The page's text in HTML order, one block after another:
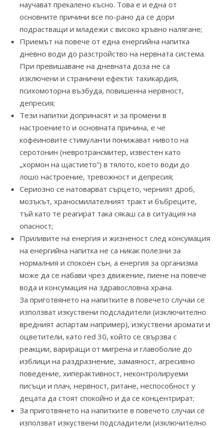
научават прекалено късно. Това е и една от
основните причини все по-рано да се дори
подрастващи и младежи с високо кръвно налягане;
Приемът на повече от една енергийна напитка
дневно води до разстройство на нервната система.
При превишаване на дневната доза не са
изключени и странични ефекти: тахикардия,
психомоторна възбуда, повишенна нервност,
депресия;
Тези напитки допринасят и за промени в
настроението и основната причина, е че
кофеиновите стимуланти понижават нивото на
серотонин (невротрансмитер, известен като
„хормон на щастието“) в тялото, което води до
лошо настроение, тревожност и депресия;
Сериозно се натоварват сърцето, черният дроб,
мозъкът, храносмилателният тракт и бъбреците,
тъй като те реагират така сякаш са в ситуация на
опасност;
Приливите на енергия и жизненост след консумация
на енергийна напитка не са никак полезни за
нормалния и спокоен сън, а енергия за организма
може да се набави чрез движение, пиене на повече
вода и консумация на здравословна храна.
За приготвянето на напитките в повечето случаи се
използват изкуствени подсладители (изключително
вредният аспартам например), изкуствени аромати и
оцветители, като red 30, който се свързва с
реакции, вариращи от мигрена и главоболие до
изблици на раздразнение, замаяност, агресивно
поведение, хиперактивност, неконтролируеми
писъци и плач, нервност, ритане, неспособност у
децата да стоят спокойно и да се концентрират;
За приготвянето на напитките в повечето случаи се
използват изкуствени подсладители (изключително